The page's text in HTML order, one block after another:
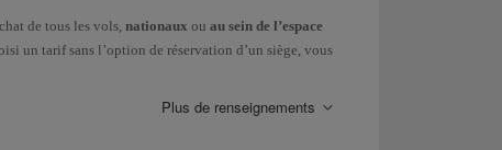
de tous les vols, nationaux ou au sein de l’espace
un tarif sans l’option de réservation d’un siège, vous
Plus de renseignements